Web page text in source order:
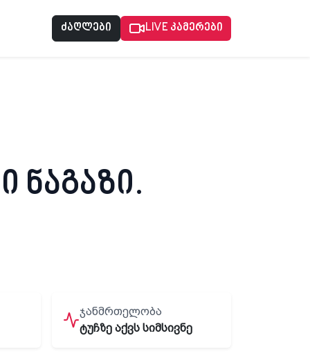
ძაღლები LIVE კამერები
ნაგაზი.
ᲯᲐᲜᲛᲠᲗᲔᲚᲝᲑᲐ
ტუჩზე აქვს სიმსივნე